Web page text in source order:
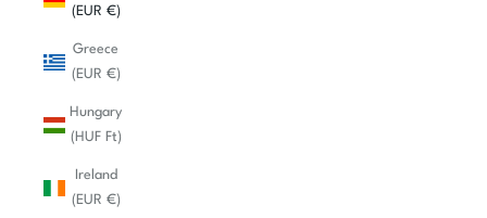
(EUR €)
Greece
(EUR €)
Hungary
(HUF Ft)
Ireland
(EUR €)